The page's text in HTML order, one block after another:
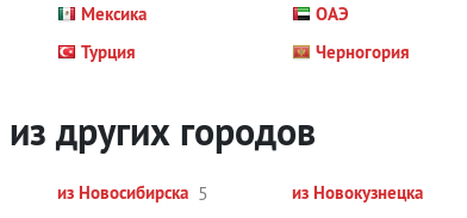
Мексика ОАЭ
Турция Черногория
из других городов
из Новосибирска 5 из Новокузнецка